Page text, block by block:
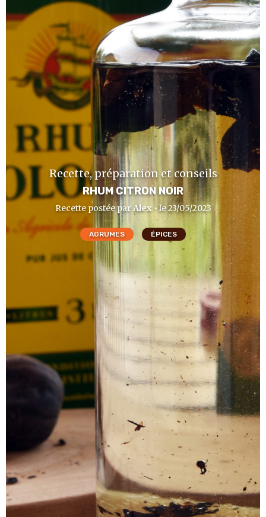
Recette, préparation et conseils
RHUM CITRON NOIR
Recette postée parAlex• le 23/05/2023
AGRUMES ÉPICES